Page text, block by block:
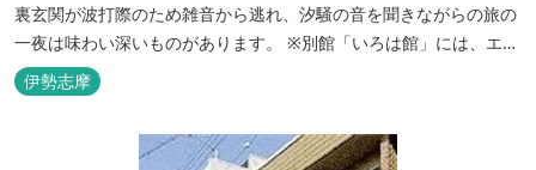
裏玄関が波打際のため雑音から逃れ、汐騒の音を聞きながらの旅の
一夜は味わい深いものがあります。 ※別館「いろは館」には、エイ
リアンやプレデターのリアルな模型があり、初めて見た方はビック
リしますよ。
伊勢志摩